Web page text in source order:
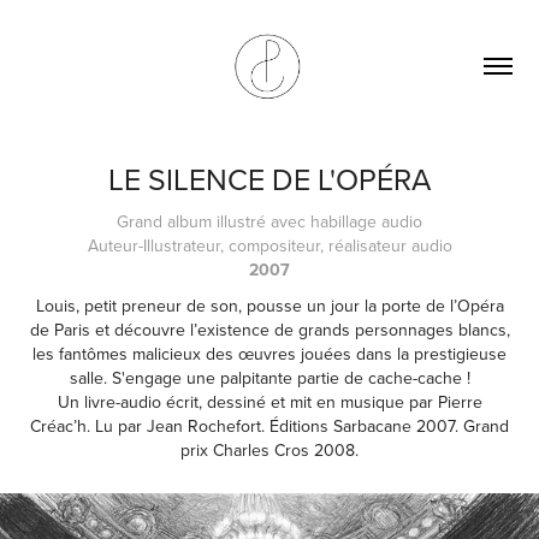
LE SILENCE DE L'OPÉRA
Grand album illustré avec habillage audio
Auteur-Illustrateur, compositeur, réalisateur audio
2007
Louis, petit preneur de son, pousse un jour la porte de l’Opéra
de Paris et découvre l’existence de grands personnages blancs,
les fantômes malicieux des œuvres jouées dans la prestigieuse
salle. S'engage une palpitante partie de cache-cache !
Un livre-audio écrit, dessiné et mit en musique par Pierre
Créac’h. Lu par Jean Rochefort. Éditions Sarbacane 2007. Grand
prix Charles Cros 2008.